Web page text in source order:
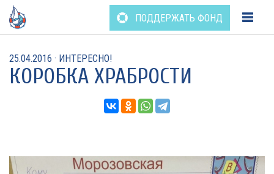
Перейти
содержанию
ПОДДЕРЖАТЬ ФОНД
25.04.2016 · ИНТЕРЕСНО!
КОРОБКА ХРАБРОСТИ